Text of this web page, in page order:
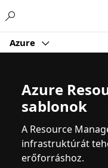
Azure
Azure
sablonok
A Resource
infrastruktúrát
erőforráshoz.